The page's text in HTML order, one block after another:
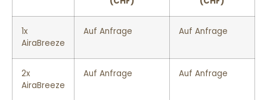
1x
AiraBreeze
Auf Anfrage Auf Anfrage
2x
AiraBreeze
Auf Anfrage Auf Anfrage